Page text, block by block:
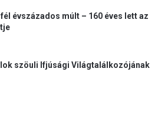
évszázados múlt – 160 éves lett az
szöuli Ifjúsági Világtalálkozójának